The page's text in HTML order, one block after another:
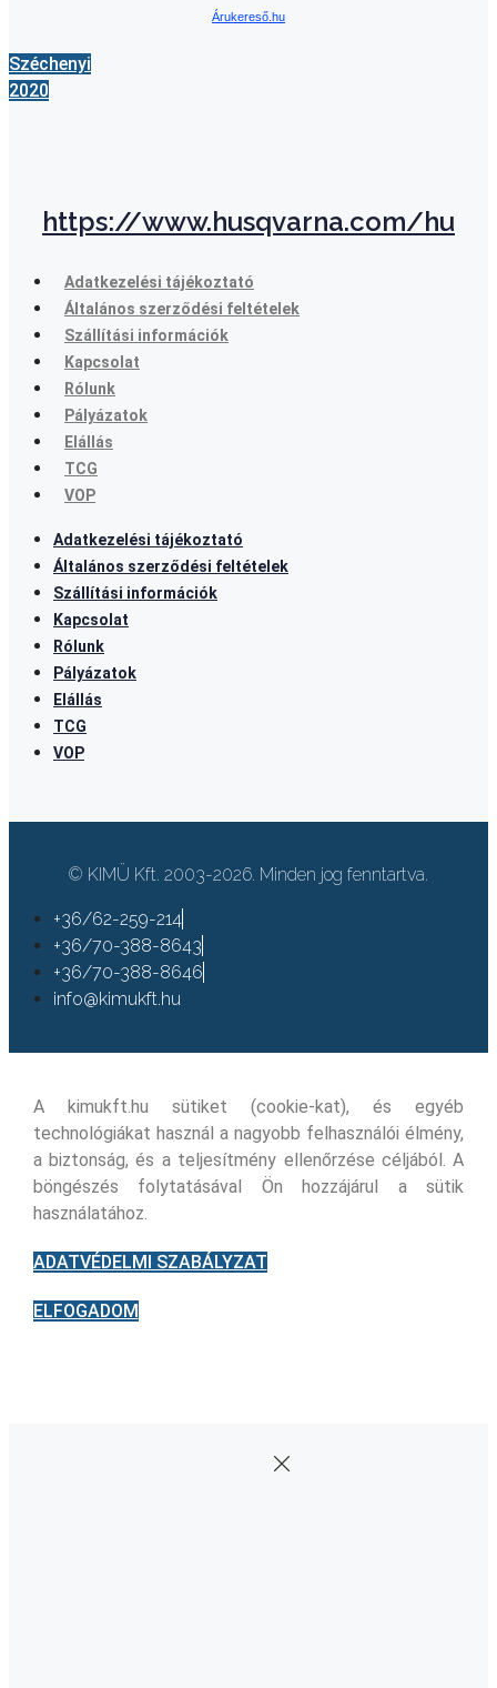
Árukereső.hu
Széchenyi
2020
https://www.husqvarna.com/hu
Adatkezelési tájékoztató
Általános szerződési feltételek
Szállítási információk
Kapcsolat
Rólunk
Pályázatok
Elállás
TCG
VOP
Adatkezelési tájékoztató
Általános szerződési feltételek
Szállítási információk
Kapcsolat
Rólunk
Pályázatok
Elállás
TCG
VOP
© KIMÜ Kft. 2003-2026. Minden jog fenntartva.
+36/62-259-214
+36/70-388-8643
+36/70-388-8646
info@kimukft.hu
A kimukft.hu sütiket (cookie-kat), és egyéb
technológiákat használ a nagyobb felhasználói élmény,
a biztonság, és a teljesítmény ellenőrzése céljából. A
böngészés folytatásával Ön hozzájárul a sütik
használatához.
ADATVÉDELMI SZABÁLYZAT
ELFOGADOM